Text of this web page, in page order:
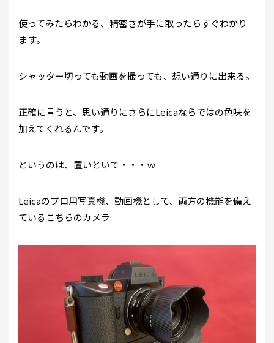
使ってみたらわかる、精密さが手に取ったらすぐわかり
ます。
シャッター切っても動画を撮っても、想い通りに出来る。
正確に言うと、思い通りにさらにLeicaならではの色味を
加えてくれるんです。
というのは、置いといて・・・ｗ
Leicaのプロ用写真機、動画機として、両方の機能を備え
ているこちらのカメラ